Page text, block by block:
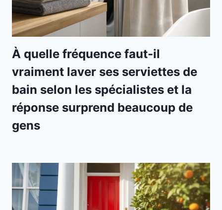
À quelle fréquence faut-il
vraiment laver ses serviettes de
bain selon les spécialistes et la
réponse surprend beaucoup de
gens